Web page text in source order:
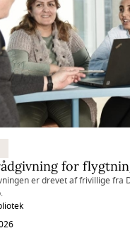
for
er drevet af frivillige fra